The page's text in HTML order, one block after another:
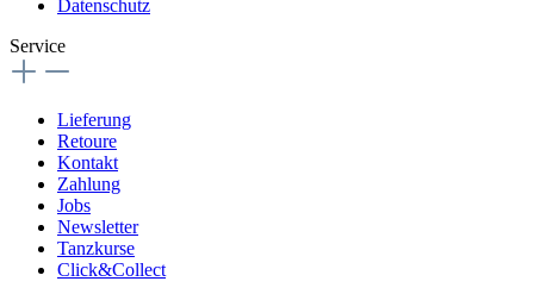
Datenschutz
Service
Lieferung
Retoure
Kontakt
Zahlung
Jobs
Newsletter
Tanzkurse
Click&Collect